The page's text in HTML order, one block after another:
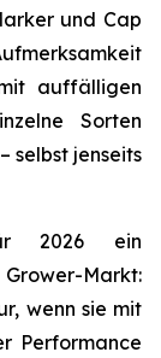
und Cap
auffälligen
Sorten
selbst jenseits
2026 ein
Markt:
wenn sie mit
Performance